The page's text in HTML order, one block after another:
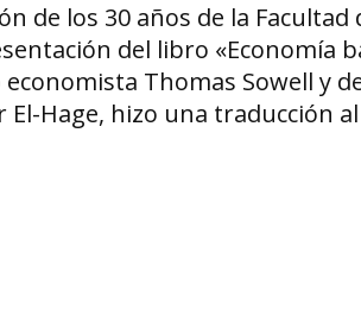
de los 30 años de la Facultad
del libro «Economía
Thomas Sowell y
El-Hage, hizo una traducción